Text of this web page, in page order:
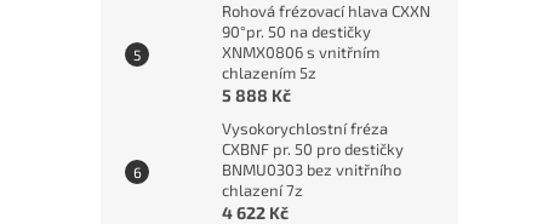
Rohová frézovací hlava CXXN
90°pr. 50 na destičky
XNMX0806 s vnitřním
chlazením 5z
5 888 Kč
Vysokorychlostní fréza
CXBNF pr. 50 pro destičky
BNMU0303 bez vnitřního
chlazení 7z
4 622 Kč